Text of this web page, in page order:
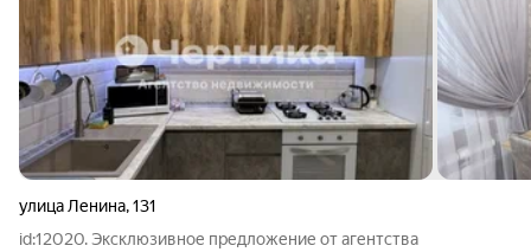
улица Ленина,131
id:12020. Эксклюзивное предложение от агентства